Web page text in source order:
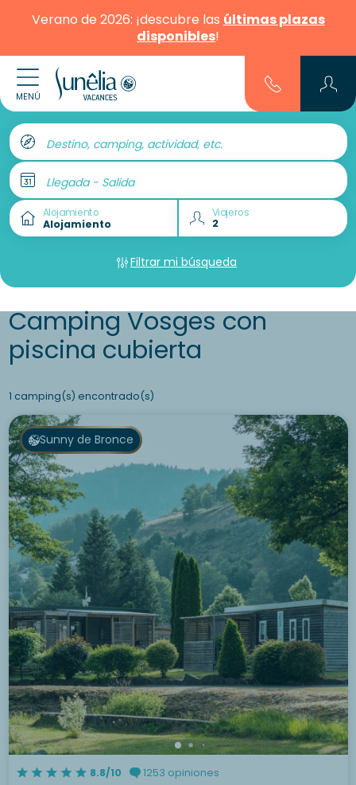
Verano de 2026: ¡descubre las últimas plazas
disponibles!
MENÚ
Destino, camping, actividad, etc.
Llegada - Salida
Alojamiento Viajeros
Filtrar mi búsqueda
Camping Vosges con
piscina cubierta
1 camping(s) encontrado(s)
Sunny de Bronce
8.8/10 1253 opiniones